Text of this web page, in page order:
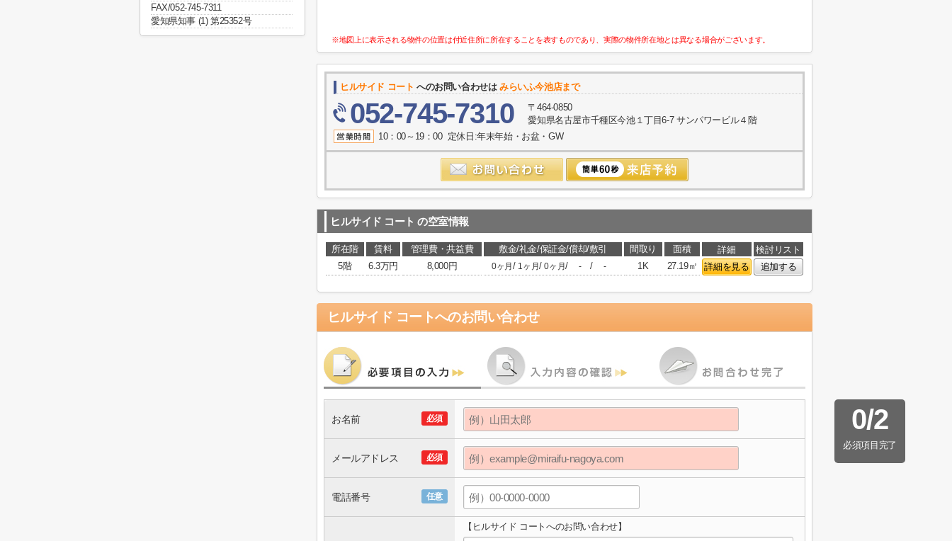
※地図上に表示される物件の位置は付近住所に所在することを表すものであり、実際の物件所在地とは異なる場合がございます。
ヒルサイド コート へのお問い合わせはみらいふ今池店まで
052-745-7310
〒464-0850
愛知県名古屋市千種区今池１丁目6-7 サンパワービル４階
10：00～19：00 定休日:年末年始・お盆・GW
ヒルサイド コート の空室情報
所在階 賃料 管理費・共益費 敷金/礼金/保証金/償却/敷引 間取り 面積 詳細
検討リスト
5階
6.3万円 8,000円 0ヶ月/ 1ヶ月/0ヶ月/ - / - 1K 27.19㎡ 詳細を見る 追加する
ヒルサイド コートへのお問い合わせ
0/2
必須項目完了
必須
お名前
必須
メールアドレス
任意
電話番号
【ヒルサイド コートへのお問い合わせ】
FAX/052-745-7311
愛知県知事 (1) 第25352号